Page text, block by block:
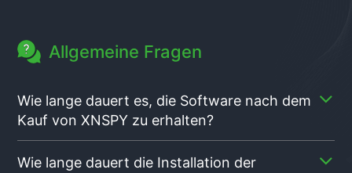
Allgemeine Fragen
Wie lange dauert es, die Software nach dem
Kauf von XNSPY zu erhalten?
Herunterladen der Software und den
Wie lange dauert die Installation der